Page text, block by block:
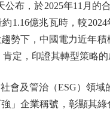
，於2025年11月的合
1.16億兆瓦時，較
勢下，中國電力近年
肯定，印證其轉型策略的
及管治（ESG）領域
」企業稱號，彰顯其